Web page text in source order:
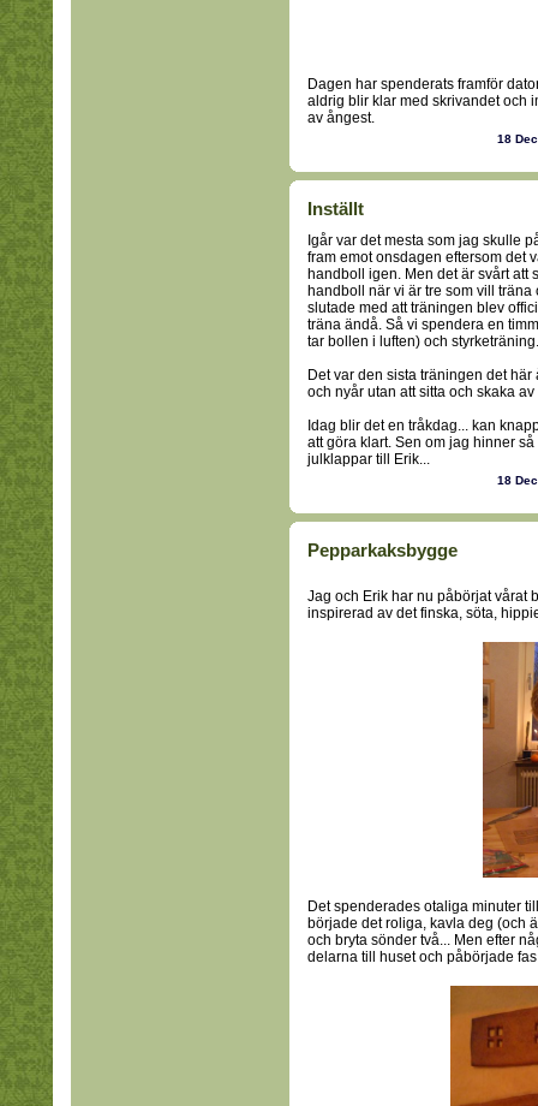
Dagen har spenderats framför
aldrig blir klar med skrivandet och
av ångest.
18
Inställt
Igår var det mesta som jag skulle
fram emot onsdagen eftersom det
handboll igen. Men det är svårt att
handboll när vi är tre som vill
slutade med att träningen blev
träna ändå. Så vi spendera en
tar bollen i luften) och styrketräning.
Det var den sista träningen det
och nyår utan att sitta och skaka
Idag blir det en tråkdag... kan
att göra klart. Sen om jag hinner
julklappar till Erik...
18
Pepparkaksbygge
Jag och Erik har nu påbörjat vårat
inspirerad av det finska, söta,
Det spenderades otaliga minuter
började det roliga, kavla deg (och
och bryta sönder två... Men efter
delarna till huset och påbörjade